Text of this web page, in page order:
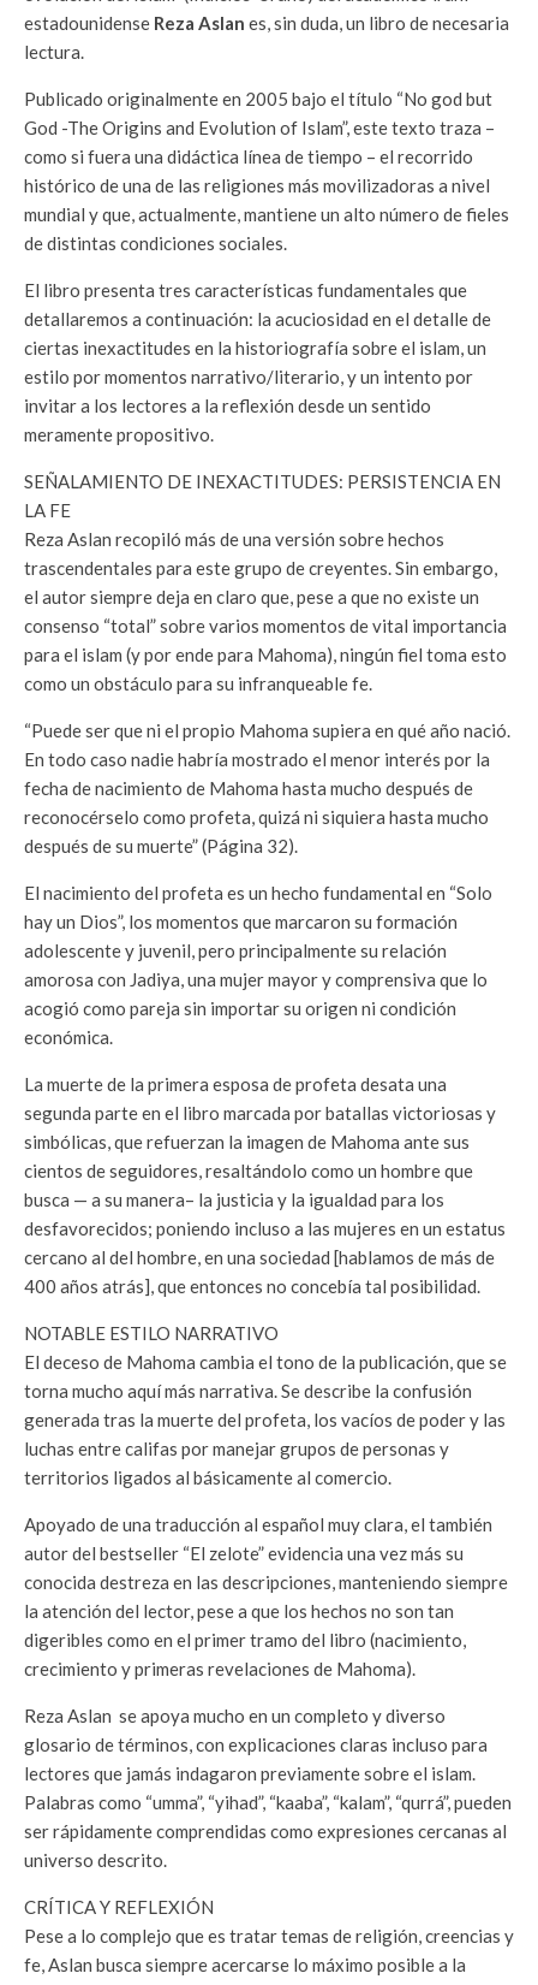
estadounidense Reza Aslan es, sin duda, un libro de necesaria
lectura.
Publicado originalmente en 2005 bajo el título “No god but
God -The Origins and Evolution of Islam”, este texto traza –
como si fuera una didáctica línea de tiempo – el recorrido
histórico de una de las religiones más movilizadoras a nivel
mundial y que, actualmente, mantiene un alto número de fieles
de distintas condiciones sociales.
El libro presenta tres características fundamentales que
detallaremos a continuación: la acuciosidad en el detalle de
ciertas inexactitudes en la historiografía sobre el islam, un
estilo por momentos narrativo/literario, y un intento por
invitar a los lectores a la reflexión desde un sentido
meramente propositivo.
SEÑALAMIENTO DE INEXACTITUDES: PERSISTENCIA EN
LA FE
Reza Aslan recopiló más de una versión sobre hechos
trascendentales para este grupo de creyentes. Sin embargo,
el autor siempre deja en claro que, pese a que no existe un
consenso “total” sobre varios momentos de vital importancia
para el islam (y por ende para Mahoma), ningún fiel toma esto
como un obstáculo para su infranqueable fe.
“Puede ser que ni el propio Mahoma supiera en qué año nació.
En todo caso nadie habría mostrado el menor interés por la
fecha de nacimiento de Mahoma hasta mucho después de
reconocérselo como profeta, quizá ni siquiera hasta mucho
después de su muerte” (Página 32).
El nacimiento del profeta es un hecho fundamental en “Solo
hay un Dios”, los momentos que marcaron su formación
adolescente y juvenil, pero principalmente su relación
amorosa con Jadiya, una mujer mayor y comprensiva que lo
acogió como pareja sin importar su origen ni condición
económica.
La muerte de la primera esposa de profeta desata una
segunda parte en el libro marcada por batallas victoriosas y
simbólicas, que refuerzan la imagen de Mahoma ante sus
cientos de seguidores, resaltándolo como un hombre que
busca — a su manera– la justicia y la igualdad para los
desfavorecidos; poniendo incluso a las mujeres en un estatus
cercano al del hombre, en una sociedad [hablamos de más de
400 años atrás], que entonces no concebía tal posibilidad.
NOTABLE ESTILO NARRATIVO
El deceso de Mahoma cambia el tono de la publicación, que se
torna mucho aquí más narrativa. Se describe la confusión
generada tras la muerte del profeta, los vacíos de poder y las
luchas entre califas por manejar grupos de personas y
territorios ligados al básicamente al comercio.
Apoyado de una traducción al español muy clara, el también
autor del bestseller “El zelote” evidencia una vez más su
conocida destreza en las descripciones, manteniendo siempre
la atención del lector, pese a que los hechos no son tan
digeribles como en el primer tramo del libro (nacimiento,
crecimiento y primeras revelaciones de Mahoma).
Reza Aslan se apoya mucho en un completo y diverso
glosario de términos, con explicaciones claras incluso para
lectores que jamás indagaron previamente sobre el islam.
Palabras como “umma”, “yihad”, “kaaba”, “kalam”, “qurrá”, pueden
ser rápidamente comprendidas como expresiones cercanas al
universo descrito.
CRÍTICA Y REFLEXIÓN
Pese a lo complejo que es tratar temas de religión, creencias y
fe, Aslan busca siempre acercarse lo máximo posible a la